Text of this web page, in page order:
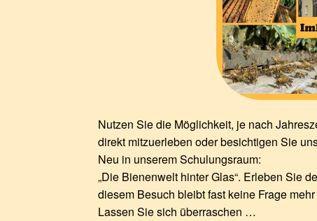
Nutzen Sie die Möglichkeit, je nach
direkt mitzuerleben oder besichtigen Sie
Neu in unserem Schulungsraum:
„Die Bienenwelt hinter Glas“. Erleben Sie
diesem Besuch bleibt fast keine Frage
Lassen Sie sich überraschen …